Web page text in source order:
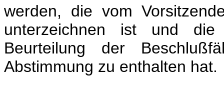
werden, die vom
unterzeichnen ist und die
Beurteilung der
Abstimmung zu enthalten hat.